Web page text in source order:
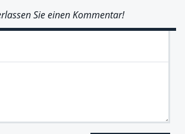
Sie einen Kommentar!